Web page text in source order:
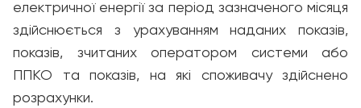
електричної енергії за період зазначеного місяця
здійснюється з урахуванням наданих показів,
показів, зчитаних оператором системи або
ППКО та показів, на які споживачу здійснено
розрахунки.